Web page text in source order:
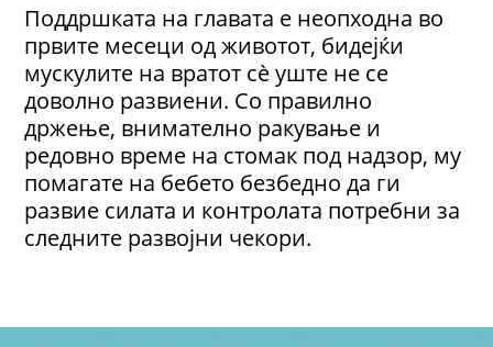
Поддршката на главата е неопходна во
првите месеци од животот, бидејќи
мускулите на вратот сè уште не се
доволно развиени. Со правилно
држење, внимателно ракување и
редовно време на стомак под надзор, му
помагате на бебето безбедно да ги
развие силата и контролата потребни за
следните развојни чекори.